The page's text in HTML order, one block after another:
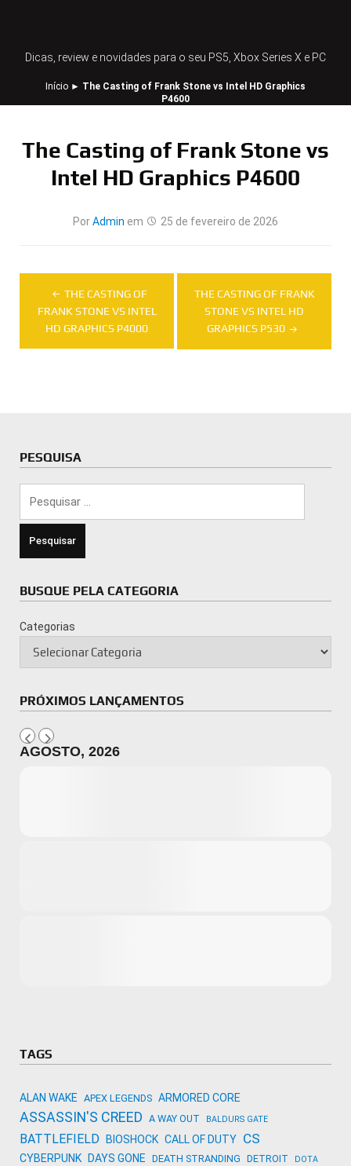
Dicas, review e novidades para o seu PS5, Xbox Series X e PC
Início ► The Casting of Frank Stone vs Intel HD Graphics
P4600
The Casting of Frank Stone vs
Intel HD Graphics P4600
PorAdmin em 25 de fevereiro de 2026
Navegação
de
Post
THE CASTING OF
FRANK STONE VS INTEL
HD GRAPHICS P4000
THE CASTING OF FRANK
STONE VS INTEL HD
GRAPHICS P530
PESQUISA
BUSQUE PELA CATEGORIA
Categorias
PRÓXIMOS LANÇAMENTOS
AGOSTO, 2026
TAGS
ALAN WAKE APEX LEGENDS ARMORED CORE
ASSASSIN'S CREED A WAY OUT BALDURS GATE
BATTLEFIELD BIOSHOCK CALL OF DUTY CS
CYBERPUNK DAYS GONE DEATH STRANDING DETROIT DOTA